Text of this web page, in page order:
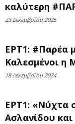
καλύτερη
23 Δεκεμβρίου 2025
ΕΡΤ1: #Παρέα
Καλεσμένοι η
18 Δεκεμβρίου 2024
ΕΡΤ1: «Νύχτα
Ασλανίδου